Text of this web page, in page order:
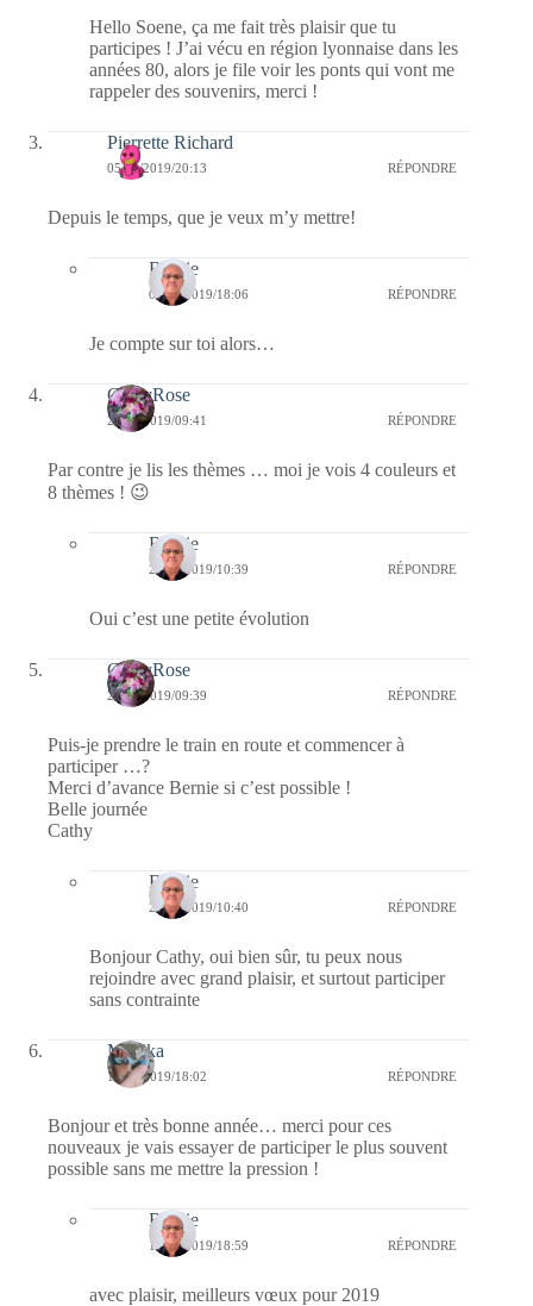
Hello Soene, ça me fait très plaisir que tu
participes ! J’ai vécu en région lyonnaise dans les
années 80, alors je file voir les ponts qui vont me
rappeler des souvenirs, merci !
Pierrette Richard
05/05/2019/20:13 RÉPONDRE
Depuis le temps, que je veux m’y mettre!
Bernie
06/05/2019/18:06 RÉPONDRE
Je compte sur toi alors…
CathyRose
21/01/2019/09:41 RÉPONDRE
Par contre je lis les thèmes … moi je vois 4 couleurs et
8 thèmes ! 😉
Bernie
21/01/2019/10:39 RÉPONDRE
Oui c’est une petite évolution
CathyRose
21/01/2019/09:39 RÉPONDRE
Puis-je prendre le train en route et commencer à
participer …?
Merci d’avance Bernie si c’est possible !
Belle journée
Cathy
Bernie
21/01/2019/10:40 RÉPONDRE
Bonjour Cathy, oui bien sûr, tu peux nous
rejoindre avec grand plaisir, et surtout participer
sans contrainte
Manika
14/01/2019/18:02 RÉPONDRE
Bonjour et très bonne année… merci pour ces
nouveaux je vais essayer de participer le plus souvent
possible sans me mettre la pression !
Bernie
15/01/2019/18:59 RÉPONDRE
avec plaisir, meilleurs vœux pour 2019